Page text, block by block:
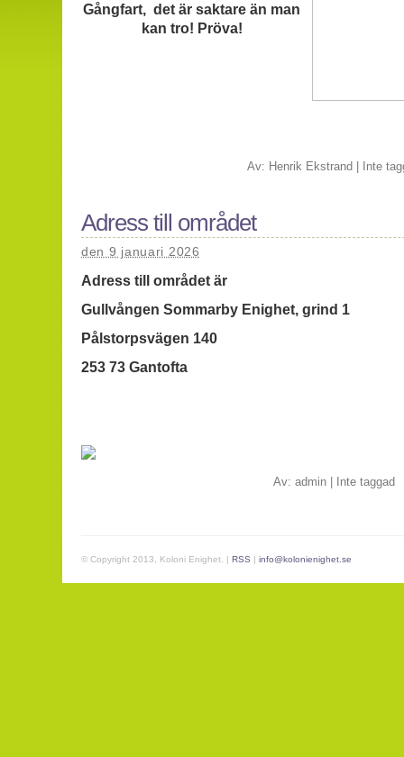
Gångfart, det är saktare än man
kan tro! Pröva!
Av: Henrik Ekstrand|Inte
Adress till området
den 9 januari 2026
Adress till området är
Gullvången Sommarby Enighet, grind 1
Pålstorpsvägen 140
253 73 Gantofta
Av: admin| Inte taggad
© Copyright 2013, Koloni Enighet. | RSS | info@kolonienighet.se